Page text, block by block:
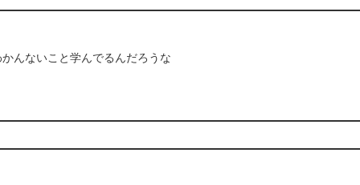
んないこと学んでるんだろうな